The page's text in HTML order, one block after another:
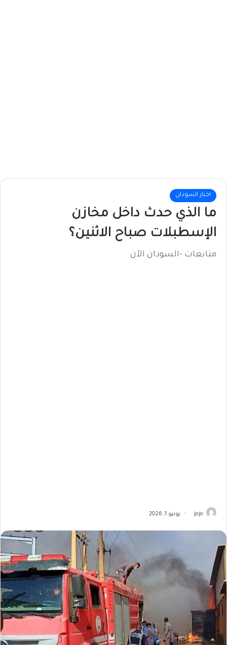
اخبار السودان
ما الذي حدث داخل مخازن
الإسطبلات صباح الاثنين؟
متابعات -السودان الآن
jojo يونيو 1, 2026